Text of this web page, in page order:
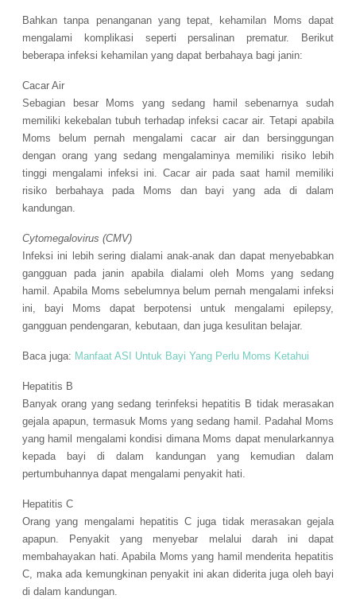
Bahkan tanpa penanganan yang tepat, kehamilan Moms dapat
mengalami komplikasi seperti persalinan prematur. Berikut
beberapa infeksi kehamilan yang dapat berbahaya bagi janin:
Cacar Air
Sebagian besar Moms yang sedang hamil sebenarnya sudah
memiliki kekebalan tubuh terhadap infeksi cacar air. Tetapi apabila
Moms belum pernah mengalami cacar air dan bersinggungan
dengan orang yang sedang mengalaminya memiliki risiko lebih
tinggi mengalami infeksi ini. Cacar air pada saat hamil memiliki
risiko berbahaya pada Moms dan bayi yang ada di dalam
kandungan.
Cytomegalovirus (CMV)
Infeksi ini lebih sering dialami anak-anak dan dapat menyebabkan
gangguan pada janin apabila dialami oleh Moms yang sedang
hamil. Apabila Moms sebelumnya belum pernah mengalami infeksi
ini, bayi Moms dapat berpotensi untuk mengalami epilepsy,
gangguan pendengaran, kebutaan, dan juga kesulitan belajar.
Baca juga: Manfaat ASI Untuk Bayi Yang Perlu Moms Ketahui
Hepatitis B
Banyak orang yang sedang terinfeksi hepatitis B tidak merasakan
gejala apapun, termasuk Moms yang sedang hamil. Padahal Moms
yang hamil mengalami kondisi dimana Moms dapat menularkannya
kepada bayi di dalam kandungan yang kemudian dalam
pertumbuhannya dapat mengalami penyakit hati.
Hepatitis C
Orang yang mengalami hepatitis C juga tidak merasakan gejala
apapun. Penyakit yang menyebar melalui darah ini dapat
membahayakan hati. Apabila Moms yang hamil menderita hepatitis
C, maka ada kemungkinan penyakit ini akan diderita juga oleh bayi
di dalam kandungan.